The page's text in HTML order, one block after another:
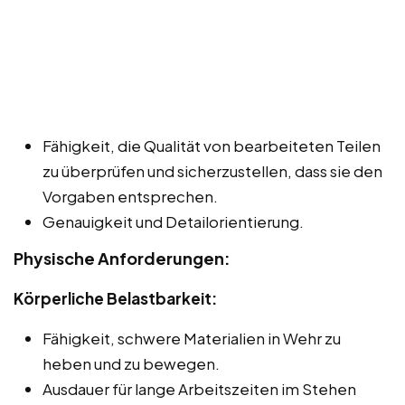
Fähigkeit, die Qualität von bearbeiteten Teilen
zu überprüfen und sicherzustellen, dass sie den
Vorgaben entsprechen.
Genauigkeit und Detailorientierung.
Physische Anforderungen:
Körperliche Belastbarkeit:
Fähigkeit, schwere Materialien in Wehr zu
heben und zu bewegen.
Ausdauer für lange Arbeitszeiten im Stehen